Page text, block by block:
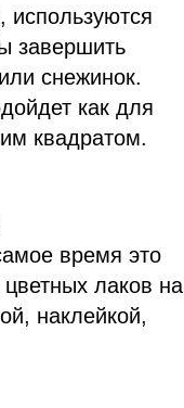
используются
завершить
снежинок.
как для
квадратом.
время это
лаков на
наклейкой,